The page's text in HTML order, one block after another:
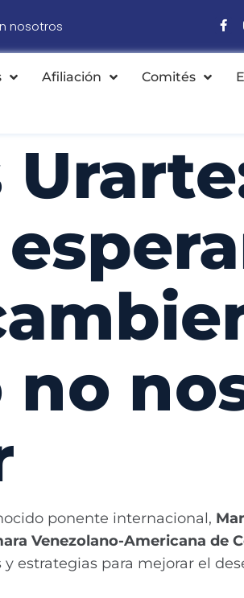
nosotros
Afiliación Comités
ponente internacional,
Venezolano-Americana de
estrategias para mejorar el